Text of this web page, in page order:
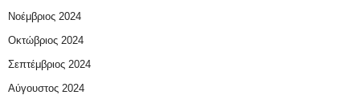
Νοέμβριος 2024
Οκτώβριος 2024
Σεπτέμβριος 2024
Αύγουστος 2024